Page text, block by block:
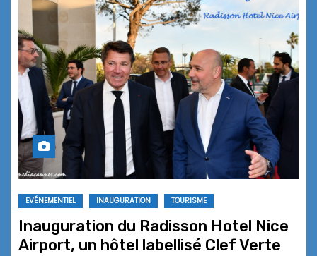
EVÉNEMENTIEL INAUGURATION TOURISME
Inauguration du Radisson Hotel Nice
Airport, un hôtel labellisé Clef Verte